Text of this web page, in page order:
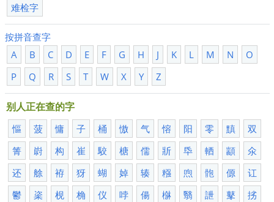
难检字
按拼音查字
A
B C D E F G H J K L M N
O
P
Q R S T W X Y Z
别人正在查的字
慪 菠 慵 子 桶 慠 气 愹 阳 零 黰
双
箐
嶎 构 崔 駮 榶 儒 斨 氒 輏 顓
氽
还
艅 袸 犽 蝴 婥 辏 糨 喣 骲 傆
讧
鬱
秶 枧 桷 仪 哱 偒 椕 翳 詍 鼕
挘